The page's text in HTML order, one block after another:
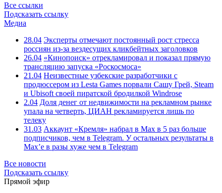
Все ссылки
Подсказать ссылку
Медиа
28.04 Эксперты отмечают постоянный рост стресса
россиян из-за вездесущих кликбейтных заголовков
26.04 «Кинопоиск» отрекламировал и показал прямую
трансляцию запуска «Роскосмоса»
21.04 Неизвестные узбекские разработчики с
продюссером из Lesta Games порвали Сашу Грей, Steam
и Ubisoft своей пиратской бродилкой Windrose
2.04 Доля денег от недвижимости на рекламном рынке
упала на четверть, ЦИАН рекламируется лишь по
телеку
31.03 Аккаунт «Кремля» набрал в Max в 5 раз больше
подписчиков, чем в Telegram. У остальных результаты в
Max’е в разы хуже чем в Telegram
Все новости
Подсказать ссылку
Прямой эфир